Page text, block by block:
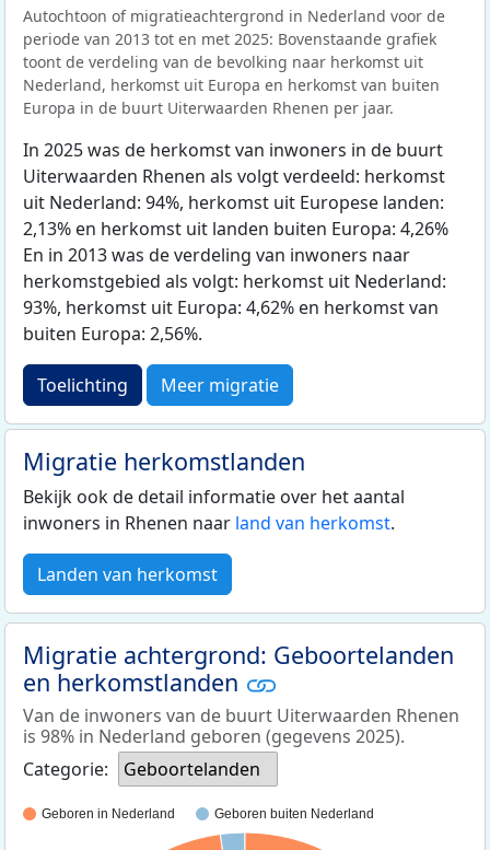
Autochtoon of migratieachtergrond in Nederland voor de
periode van 2013 tot en met 2025: Bovenstaande grafiek
toont de verdeling van de bevolking naar herkomst uit
Nederland, herkomst uit Europa en herkomst van buiten
Europa in de buurt Uiterwaarden Rhenen per jaar.
In 2025 was de herkomst van inwoners in de buurt
Uiterwaarden Rhenen als volgt verdeeld: herkomst
uit Nederland: 94%, herkomst uit Europese landen:
2,13% en herkomst uit landen buiten Europa: 4,26%
En in 2013 was de verdeling van inwoners naar
herkomstgebied als volgt: herkomst uit Nederland:
93%, herkomst uit Europa: 4,62% en herkomst van
buiten Europa: 2,56%.
Toelichting Meer migratie
Migratie herkomstlanden
Bekijk ook de detail informatie over het aantal
inwoners in Rhenen naar land van herkomst.
Landen van herkomst
Migratie achtergrond: Geboortelanden
en herkomstlanden
Van de inwoners van de buurt Uiterwaarden Rhenen
is 98% in Nederland geboren (gegevens 2025).
Categorie:
Geboortelanden
Geboren in Nederland Geboren buiten Nederland